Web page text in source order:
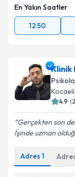
En Yakın Saatler
12:50
Klinik
Kocaeli
4.9 (
Gerçekten son
İşinde uzman
Adres 1